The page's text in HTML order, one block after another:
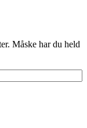
Måske har du held